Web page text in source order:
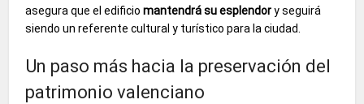
asegura que el edificiomantendrá su esplendory seguirá
siendo un referente cultural y turístico para la ciudad.
Un paso más hacia la preservación del
patrimonio valenciano